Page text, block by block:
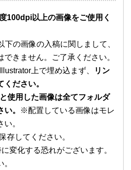
100dpi以上の画像をご使用く
の画像の入稿に関しまして、
きません。ご了承ください。
上で埋め込まず、
リン
ださい。
使用した画像は全てフォルダ
。
※配置している画像はモレ
。
存してください。
変化する恐れがございます。